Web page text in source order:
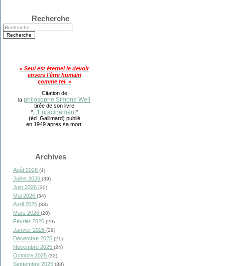
Recherche
« Seul est éternel le devoir
envers l'être humain
comme tel. »
Citation de
laphilosophe Simone Weil
tirée de son livre
"L'Enracinement"
(éd. Gallimard) publié
en 1949 après sa mort.
Archives
Août 2026 (4)
Juillet 2026 (39)
Juin 2026 (30)
Mai 2026 (34)
Avril 2026 (33)
Mars 2026 (28)
Février 2026 (29)
Janvier 2026 (29)
Décembre 2025 (21)
Novembre 2025 (24)
Octobre 2025 (32)
Septembre 2025 (38)